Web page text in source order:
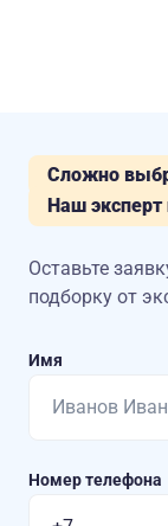
Сложно
Наш эксперт
Оставьте
подборку от
Имя
Номер телефона